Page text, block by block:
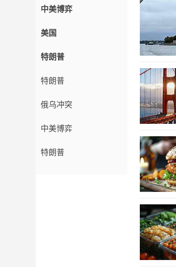
中美博弈
美国
特朗普
特朗普
俄乌冲突
中美博弈
特朗普